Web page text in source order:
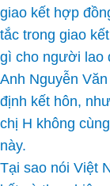
giao kết hợp
tắc trong giao
gì cho người lao
Anh Nguyễn
định kết hôn,
chị H không
này.
Tại sao nói Việt